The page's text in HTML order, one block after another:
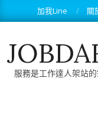
to
加我Line 關
服務是工作達人架站